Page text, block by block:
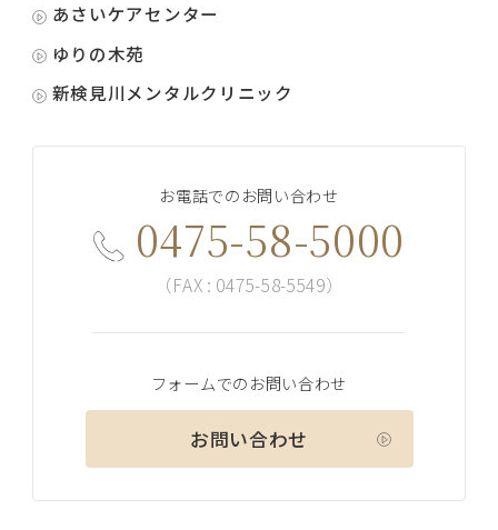
あさいケアセンター
ゆりの木苑
新検見川メンタルクリニック
お電話でのお問い合わせ
0475-58-5000
（FAX : 0475-58-5549）
フォームでのお問い合わせ
お問い合わせ